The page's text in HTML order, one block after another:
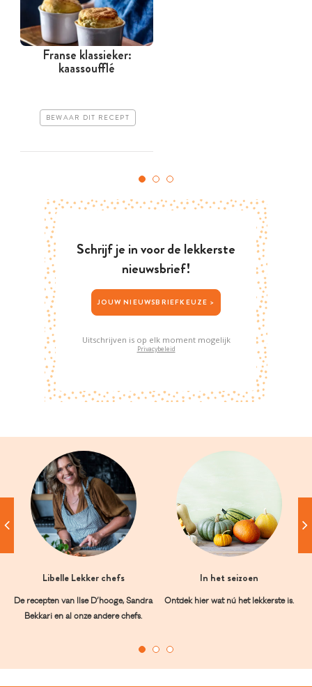
Franse klassieker:
kaassoufflé
BEWAAR DIT RECEPT
Schrijf je in voor de lekkerste
nieuwsbrief!
JOUW NIEUWSBRIEFKEUZE >
Uitschrijven is op elk moment mogelijk
Privacybeleid
Libelle Lekker chefs
De recepten van Ilse D’hooge, Sandra
Bekkari en al onze andere chefs.
In het seizoen
Ontdek hier wat nú het lekkerste is.